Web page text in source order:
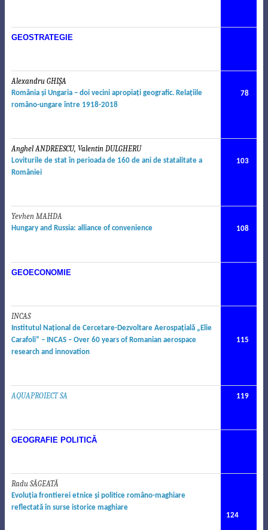
GEOSTRATEGIE
Alexandru GHIŞA
România şi Ungaria – doi vecini apropiaţi geografic. Relaţiile
româno-ungare între 1918-2018
78
Anghel ANDREESCU, Valentin DULGHERU
Loviturile de stat în perioada de 160 de ani de statalitate a
României
103
Yevhen MAHDA
Hungary and Russia: alliance of convenience 108
GEOECONOMIE
INCAS
Institutul Naţional de Cercetare-Dezvoltare Aerospaţială „Elie
Carafoli” – INCAS – Over 60 years of Romanian aerospace
research and innovation
115
AQUAPROIECT SA 119
GEOGRAFIE POLITICĂ
Radu SĂGEATĂ
Evoluţia frontierei etnice şi politice româno-maghiare
reflectată în surse istorice maghiare
124